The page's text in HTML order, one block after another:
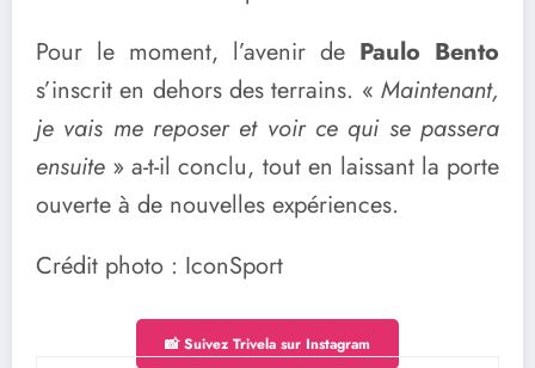
Pour le moment, l’avenir de Paulo Bento
s’inscrit en dehors des terrains. « Maintenant,
je vais me reposer et voir ce qui se passera
ensuite » a-t-il conclu, tout en laissant la porte
ouverte à de nouvelles expériences.
Crédit photo : IconSport
📸 Suivez Trivela sur Instagram